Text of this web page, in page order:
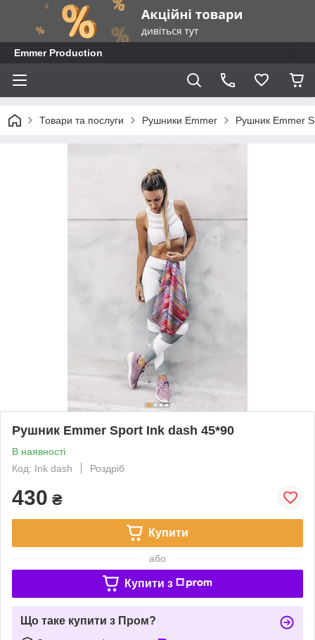
Emmer Production
Товари та послуги Рушники Emmer Рушник Emmer
Рушник Emmer Sport Ink dash 45*90
В наявності
Код: Ink dash
Роздріб
430 ₴
Купити
або
Купити з
Що таке купити з Пром?